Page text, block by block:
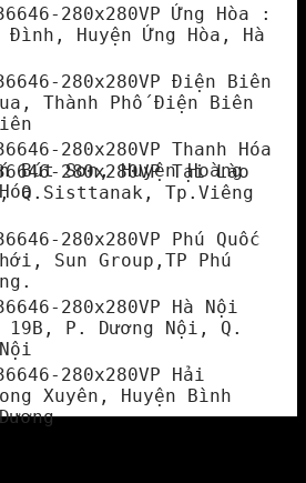
VP Ứng Hòa :
Huyện Ứng Hòa, Hà
VP Điện Biên
Thành Phố Điện Biên
VP Thanh Hóa
Sơn, Huyện Hoàng
VP Tại Lào
Q.Sisttanak, Tp.Viêng
VP Phú Quốc
Sun Group,TP Phú
VP Hà Nội
P. Dương Nội, Q.
VP Hải
Xuyên, Huyện Bình
THUỘC VỀ CÔNG TY CỔ PHẦN